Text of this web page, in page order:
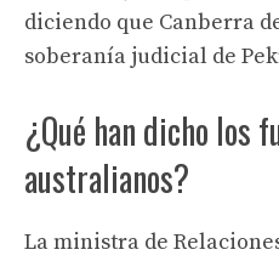
diciendo que Canberra
soberanía judicial de
¿Qué han dicho los
australianos?
La ministra de